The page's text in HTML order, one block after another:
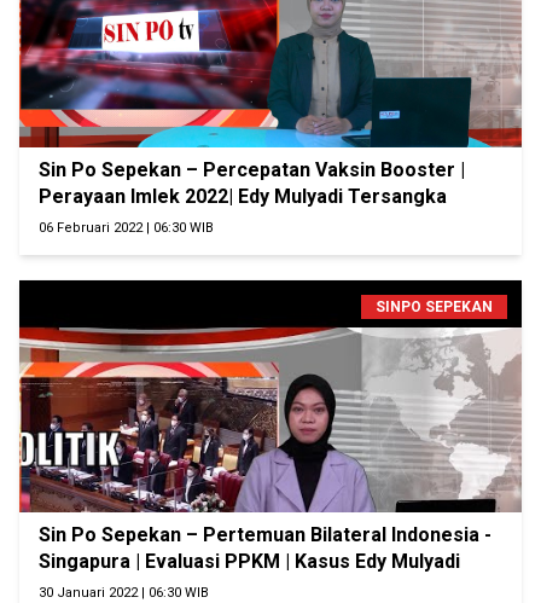
Sin Po Sepekan – Percepatan Vaksin Booster |
Perayaan Imlek 2022| Edy Mulyadi Tersangka
06 Februari 2022 | 06:30 WIB
SINPO SEPEKAN
Sin Po Sepekan – Pertemuan Bilateral Indonesia -
Singapura | Evaluasi PPKM | Kasus Edy Mulyadi
30 Januari 2022 | 06:30 WIB